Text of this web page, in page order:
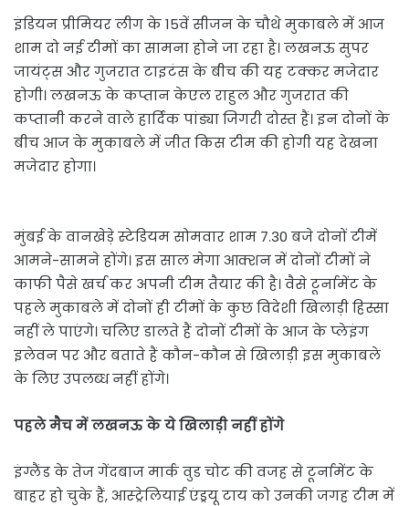
इंडियन प्रीमियर लीग के 15वें सीजन के चौथे मुकाबले में आज
शाम दो नई टीमों का सामना होने जा रहा है। लखनऊ सुपर
जायंट्स और गुजरात टाइटंस के बीच की यह टक्कर मजेदार
होगी। लखनऊ के कप्तान केएल राहुल और गुजरात की
कप्तानी करने वाले हार्दिक पांड्या जिगरी दोस्त हैं। इन दोनों के
बीच आज के मुकाबले में जीत किस टीम की होगी यह देखना
मजेदार होगा।
मुंबई के वानखेड़े स्टेडियम सोमवार शाम 7.30 बजे दोनों टीमें
आमने-सामने होंगे। इस साल मेगा आक्शन में दोनों टीमों ने
काफी पैसे खर्च कर अपनी टीम तैयार की है। वैसे टूर्नामेंट के
पहले मुकाबले में दोनों ही टीमों के कुछ विदेशी खिलाड़ी हिस्सा
नहीं ले पाएंगे। चलिए डालते हैं दोनों टीमों के आज के प्लेइंग
इलेवन पर और बताते हैं कौन-कौन से खिलाड़ी इस मुकाबले
के लिए उपलब्ध नहीं होंगे।
पहले मैच में लखनऊ के ये खिलाड़ी नहीं होंगे
इंग्लैंड के तेज गेंदबाज मार्क वुड चोट की वजह से टूर्नामेंट के
बाहर हो चुके हैं, आस्ट्रेलियाई एंड्रयू टाय को उनकी जगह टीम में